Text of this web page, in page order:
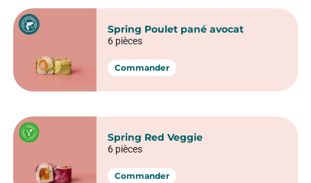
Spring Poulet pané avocat
6 pièces
Commander
Spring Red Veggie
6 pièces
Commander